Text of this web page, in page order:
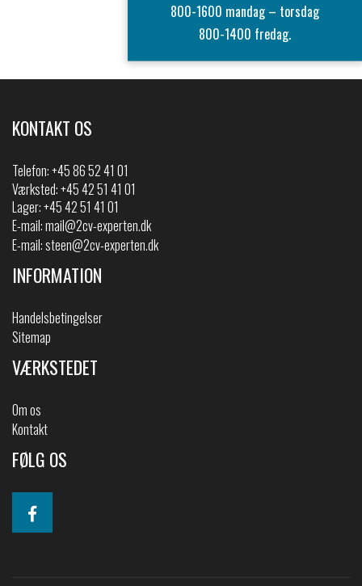
800-1600 mandag – torsdag
800-1400 fredag.
KONTAKT OS
Telefon:+45 86 52 41 01
Værksted: +45 42 51 41 01
Lager: +45 42 51 41 01
E-mail:mail@2cv-experten.dk
E-mail:steen@2cv-experten.dk
INFORMATION
Handelsbetingelser
Sitemap
VÆRKSTEDET
Om os
Kontakt
FØLG OS